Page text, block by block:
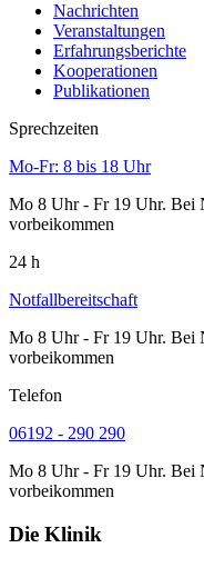
Nachrichten
Veranstaltungen
Erfahrungsberichte
Kooperationen
Publikationen
Sprechzeiten
Mo-Fr: 8 bis 18 Uhr
Mo 8 Uhr - Fr 19 Uhr. Bei
vorbeikommen
24 h
Notfallbereitschaft
Mo 8 Uhr - Fr 19 Uhr. Bei
vorbeikommen
Telefon
06192 - 290 290
Mo 8 Uhr - Fr 19 Uhr. Bei
vorbeikommen
Die Klinik